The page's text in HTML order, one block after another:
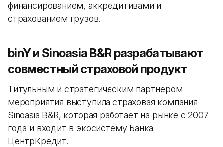
финансированием, аккредитивами и
страхованием грузов.
binY и Sinoasia B&R разрабатывают
совместный страховой продукт
Титульным и стратегическим партнером
мероприятия выступила страховая компания
Sinoasia B&R, которая работает на рынке с 2007
года и входит в экосистему Банка
ЦентрКредит.